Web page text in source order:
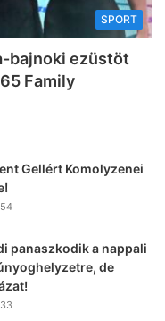
SPORT
bajnoki ezüstöt
Family
Gellért Komolyzenei
panaszkodik a nappali
de